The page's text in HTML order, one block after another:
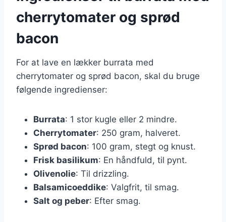
cherrytomater og sprød
bacon
For at lave en lækker burrata med
cherrytomater og sprød bacon, skal du bruge
følgende ingredienser:
Burrata: 1 stor kugle eller 2 mindre.
Cherrytomater: 250 gram, halveret.
Sprød bacon: 100 gram, stegt og knust.
Frisk basilikum: En håndfuld, til pynt.
Olivenolie: Til drizzling.
Balsamicoeddike: Valgfrit, til smag.
Salt og peber: Efter smag.